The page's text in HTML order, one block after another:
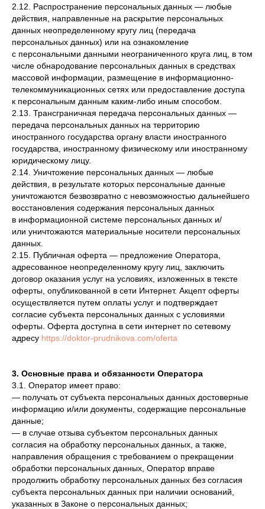
2.12. Распространение персональных данных — любые
действия, направленные на раскрытие персональных
данных неопределенному кругу лиц (передача
персональных данных) или на ознакомление
с персональными данными неограниченного круга лиц, в том
числе обнародование персональных данных в средствах
массовой информации, размещение в информационно-
телекоммуникационных сетях или предоставление доступа
к персональным данным каким-либо иным способом.
2.13. Трансграничная передача персональных данных —
передача персональных данных на территорию
иностранного государства органу власти иностранного
государства, иностранному физическому или иностранному
юридическому лицу.
2.14. Уничтожение персональных данных — любые
действия, в результате которых персональные данные
уничтожаются безвозвратно с невозможностью дальнейшего
восстановления содержания персональных данных
в информационной системе персональных данных и/
или уничтожаются материальные носители персональных
данных.
2.15. Публичная оферта — предложение Оператора,
адресованное неопределенному кругу лиц, заключить
договор оказания услуг на условиях, изложенных в тексте
оферты, опубликованной в сети Интернет. Акцепт оферты
осуществляется путем оплаты услуг и подтверждает
согласие субъекта персональных данных с условиями
оферты. Оферта доступна в сети интернет по сетевому
адресу https://doktor-prudnikova.com/oferta
3. Основные права и обязанности Оператора
3.1. Оператор имеет право:
— получать от субъекта персональных данных достоверные
информацию и/или документы, содержащие персональные
данные;
— в случае отзыва субъектом персональных данных
согласия на обработку персональных данных, а также,
направления обращения с требованием о прекращении
обработки персональных данных, Оператор вправе
продолжить обработку персональных данных без согласия
субъекта персональных данных при наличии оснований,
указанных в Законе о персональных данных;